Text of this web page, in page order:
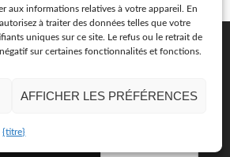
aux informations relatives à votre appareil. En
à traiter des données telles que votre
uniques sur ce site. Le refus ou le retrait de
sur certaines fonctionnalités et fonctions.
AFFICHER LES PRÉFÉRENCES
{titre}